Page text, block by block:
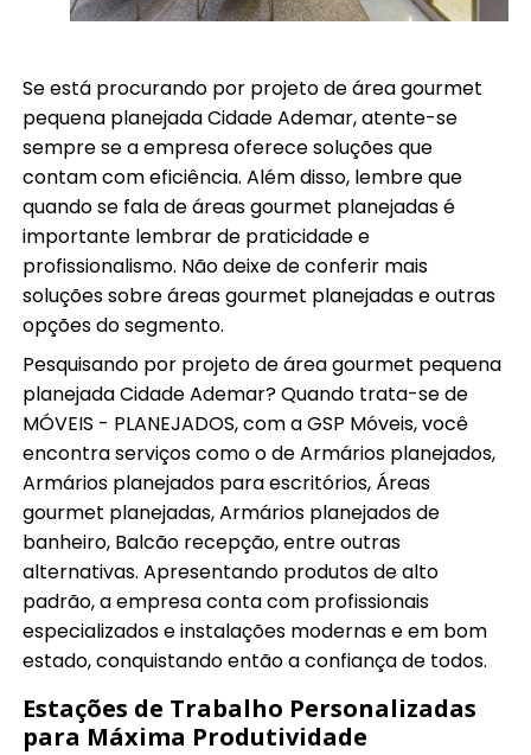
Se está procurando por projeto de área gourmet
pequena planejada Cidade Ademar, atente-se
sempre se a empresa oferece soluções que
contam com eficiência. Além disso, lembre que
quando se fala de áreas gourmet planejadas é
importante lembrar de praticidade e
profissionalismo. Não deixe de conferir mais
soluções sobre áreas gourmet planejadas e outras
opções do segmento.
Pesquisando por projeto de área gourmet pequena
planejada Cidade Ademar? Quando trata-se de
MÓVEIS - PLANEJADOS, com a GSP Móveis, você
encontra serviços como o de Armários planejados,
Armários planejados para escritórios, Áreas
gourmet planejadas, Armários planejados de
banheiro, Balcão recepção, entre outras
alternativas. Apresentando produtos de alto
padrão, a empresa conta com profissionais
especializados e instalações modernas e em bom
estado, conquistando então a confiança de todos.
Estações de Trabalho Personalizadas
para Máxima Produtividade